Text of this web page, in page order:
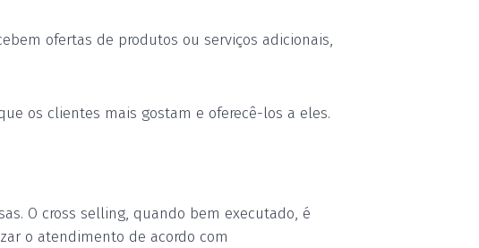
ofertas de produtos ou serviços adicionais,
os clientes mais gostam e oferecê-los a eles.
O cross selling, quando bem executado, é
o atendimento de acordo com